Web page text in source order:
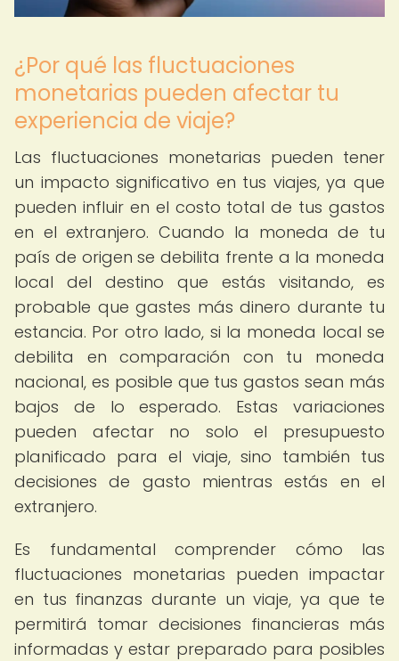
¿Por qué las fluctuaciones
monetarias pueden afectar tu
experiencia de viaje?
Las fluctuaciones monetarias pueden tener
un impacto significativo en tus viajes, ya que
pueden influir en el costo total de tus gastos
en el extranjero. Cuando la moneda de tu
país de origen se debilita frente a la moneda
local del destino que estás visitando, es
probable que gastes más dinero durante tu
estancia. Por otro lado, si la moneda local se
debilita en comparación con tu moneda
nacional, es posible que tus gastos sean más
bajos de lo esperado. Estas variaciones
pueden afectar no solo el presupuesto
planificado para el viaje, sino también tus
decisiones de gasto mientras estás en el
extranjero.
Es fundamental comprender cómo las
fluctuaciones monetarias pueden impactar
en tus finanzas durante un viaje, ya que te
permitirá tomar decisiones financieras más
informadas y estar preparado para posibles